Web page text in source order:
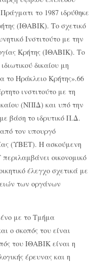
το 1987 ιδρύθηκε
(ΙΘΑΒΙΚ). Το σχετικό
Ινστιτούτο με την
Κρήτης (ΙΘΑΒΙΚ). Το
δικαίου μη
το Ηράκλειο Κρήτης».66
ινστιτούτο με τη
(ΝΠΙΔ) και υπό την
βάση το ιδρυτικό Π.Δ.
τον υπουργό
(ΥΒΕΤ). Η ασκούμενη
οικονομικό
έλεγχο σχετικά με
των οργάνων
με το Τμήμα
ο σκοπός του είναι
του ΙΘΑΒΙΚ είναι η
έρευνας και η